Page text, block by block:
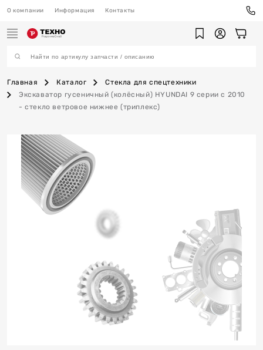
О компании Информация Контакты
Главная Каталог
Стекла для спецтехники
Экскаватор гусеничный (колёсный) HYUNDAI 9 серии с 2010
- стекло ветровое нижнее (триплекс)